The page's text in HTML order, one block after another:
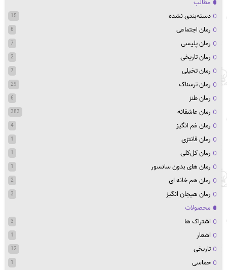
دسته‌بندی نشده
15
رمان اجتماعی 6
رمان پلیسی 7
رمان تاریخی 2
رمان تخیلی 7
رمان ترسناک 29
رمان طنز 6
رمان عاشقانه 383
رمان غم انگیز 4
رمان فانتزی 1
رمان کل‌کلی 1
رمان های بدون سانسور 1
رمان هم خانه ای 2
رمان هیجان انگیز 3
محصولات
اشتراک ها
3
اشعار 1
تاریخی 12
حماسی 1